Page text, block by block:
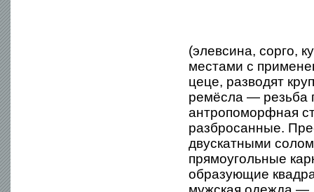
(элевсина, сорго,
местами с
цеце, разводят
ремёсла — резьба
антропоморфная
разбросанные.
двускатными
прямоугольные
образующие